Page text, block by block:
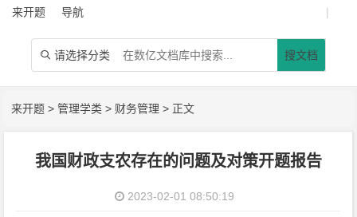
来开题 导航 |
 请选择分类 搜文档
来开题 >管理学类 > 财务管理 > 正文
我国财政支农存在的问题及对策开题报告
2023-02-01 08:50:19